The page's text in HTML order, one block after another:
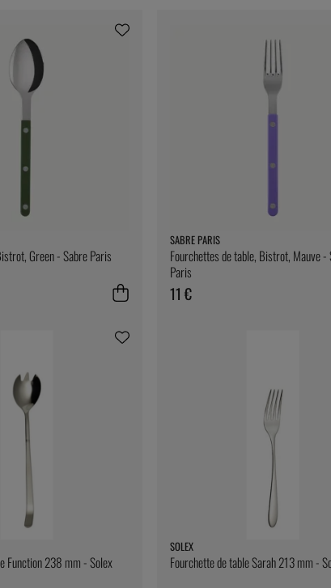
Green - Sabre Paris
SABRE PARIS
Fourchettes de table, Bistrot, Mauve -
Paris
11 €
Function 238 mm - Solex
SOLEX
Fourchette de table Sarah 213 mm -